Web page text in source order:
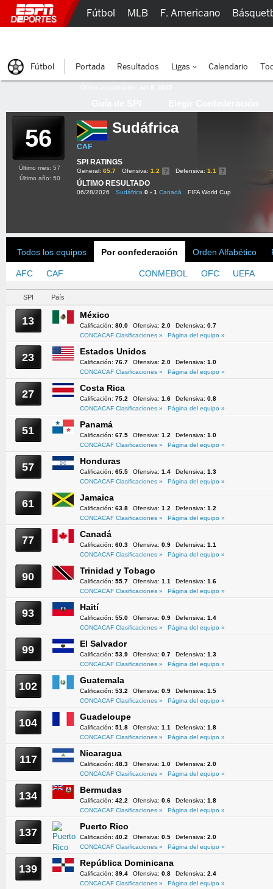
56 Sudáfrica
CAF
SPI RATINGS
General: 65.7 Ofensiva: 1.2 Defensiva: 1.1
ÚLTIMO RESULTADO
06/28/2026 Sudáfrica 0 - 1 Canadá FIFA World Cup
Último mes: 57
Último año: 50
Todos los equipos Por confederación Orden Alfabético
AFC CAF CONMEBOL OFC UEFA
SPI País
13 México
Calificación: 80.0 Ofensiva: 2.0 Defensiva: 0.7
CONCACAF Clasificaciones »
Página del equipo »
23 Estados Unidos
Calificación: 76.7 Ofensiva: 2.0 Defensiva: 1.0
CONCACAF Clasificaciones »
Página del equipo »
27 Costa Rica
Calificación: 75.2 Ofensiva: 1.6 Defensiva: 0.8
CONCACAF Clasificaciones »
Página del equipo »
51 Panamá
Calificación: 67.5 Ofensiva: 1.2 Defensiva: 1.0
CONCACAF Clasificaciones »
Página del equipo »
57 Honduras
Calificación: 65.5 Ofensiva: 1.4 Defensiva: 1.3
CONCACAF Clasificaciones »
Página del equipo »
61 Jamaica
Calificación: 63.8 Ofensiva: 1.2 Defensiva: 1.2
CONCACAF Clasificaciones »
Página del equipo »
77 Canadá
Calificación: 60.3 Ofensiva: 0.9 Defensiva: 1.1
CONCACAF Clasificaciones »
Página del equipo »
90 Trinidad y Tobago
Calificación: 55.7 Ofensiva: 1.1 Defensiva: 1.6
CONCACAF Clasificaciones »
Página del equipo »
93 Haití
Calificación: 55.0 Ofensiva: 0.9 Defensiva: 1.4
CONCACAF Clasificaciones »
Página del equipo »
99 El Salvador
Calificación: 53.9 Ofensiva: 0.7 Defensiva: 1.3
CONCACAF Clasificaciones »
Página del equipo »
102 Guatemala
Calificación: 53.2 Ofensiva: 0.9 Defensiva: 1.5
CONCACAF Clasificaciones »
Página del equipo »
104 Guadeloupe
Calificación: 51.8 Ofensiva: 1.1 Defensiva: 1.8
CONCACAF Clasificaciones »
Página del equipo »
117 Nicaragua
Calificación: 48.3 Ofensiva: 1.0 Defensiva: 2.0
CONCACAF Clasificaciones »
Página del equipo »
134 Bermudas
Calificación: 42.2 Ofensiva: 0.6 Defensiva: 1.8
CONCACAF Clasificaciones »
Página del equipo »
137 Puerto Rico
Calificación: 40.2 Ofensiva: 0.5 Defensiva: 2.0
CONCACAF Clasificaciones »
Página del equipo »
139 República Dominicana
Calificación: 39.4 Ofensiva: 0.8 Defensiva: 2.4
CONCACAF Clasificaciones »
Página del equipo »
Fútbol MLB F. Americano
Fútbol Portada Resultados Ligas Calendario